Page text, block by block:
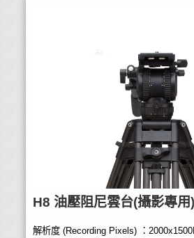
H8 油壓阻尼雲台(攝影專用
解析度 (Recording Pixels) ：